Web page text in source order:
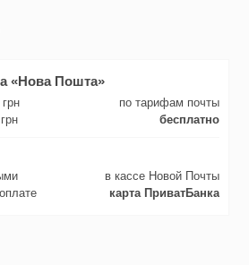
«Нова Пошта»
по тарифам почты
бесплатно
в кассе Новой Почты
карта ПриватБанка